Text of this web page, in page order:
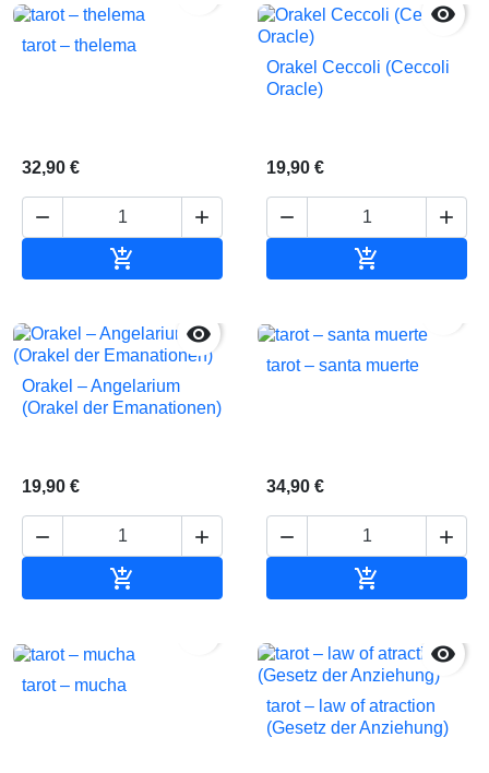
tarot – thelema
32,90 €
 


Orakel Ceccoli (Ceccoli
Oracle)
19,90 €
 


Orakel – Angelarium
(Orakel der Emanationen)
19,90 €
 

tarot – santa muerte
34,90 €
 

tarot – mucha

tarot – law of atraction
(Gesetz der Anziehung)